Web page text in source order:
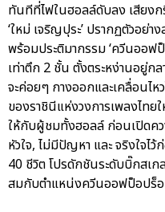
ทันทีที่ไฟในฮอลล์ดับลง เสียง
‘ใหม่ เจริญปุระ’ ปรากฏตัวอย่
พร้อมประติมากรรม ‘ควีนออฟ
เท่าตึก 2 ชั้น ตั้งตระหง่านอยู่ก
จะค่อยๆ กางออกและเคลื่อนไ
ของราชินีแห่งวงการเพลงไทย
ให้กับผู้ชมทั้งฮอลล์ ก่อนเปิดค
หัวใจ, ไม่มีปัญหา และ จริงใจไ
40 ชีวิต โปรดักชันระดับบิ๊กสเ
สมกับตำแหน่งควีนออฟป็อปร็อ